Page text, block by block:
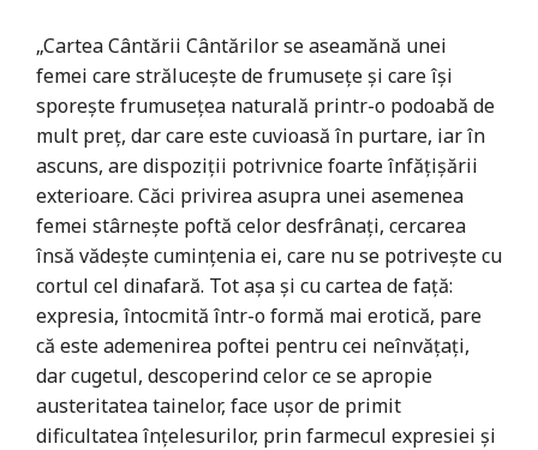
„Cartea Cântării Cântărilor se aseamănă unei
femei care strălucește de frumusețe și care își
sporește frumusețea naturală printr-o podoabă de
mult preț, dar care este cuvioasă în purtare, iar în
ascuns, are dispoziții potrivnice foarte înfățișării
exterioare. Căci privirea asupra unei asemenea
femei stârnește poftă celor desfrânați, cercarea
însă vădește cumințenia ei, care nu se potrivește cu
cortul cel dinafară. Tot așa și cu cartea de față:
expresia, întocmită într-o formă mai erotică, pare
că este ademenirea poftei pentru cei neînvățați,
dar cugetul, descoperind celor ce se apropie
austeritatea tainelor, face ușor de primit
dificultatea înțelesurilor, prin farmecul expresiei și